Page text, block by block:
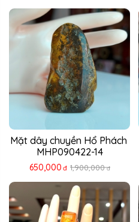
Mặt dây chuyền Hổ Phách
MHP090422-14
650,000 đ 1,900,000 đ